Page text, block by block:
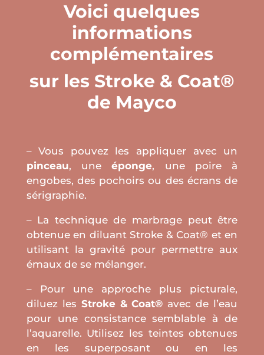
Voici quelques
informations
complémentaires
sur les Stroke & Coat®
de Mayco
– Vous pouvez les appliquer avec un
pinceau, uneéponge, une poire à
engobes, des pochoirs ou des écrans de
sérigraphie.
– La technique de marbrage peut être
obtenue en diluant Stroke & Coat® et en
utilisant la gravité pour permettre aux
émaux de se mélanger.
– Pour une approche plus picturale,
diluez les Stroke & Coat® avec de l’eau
pour une consistance semblable à de
l’aquarelle. Utilisez les teintes obtenues
en les superposant ou en les